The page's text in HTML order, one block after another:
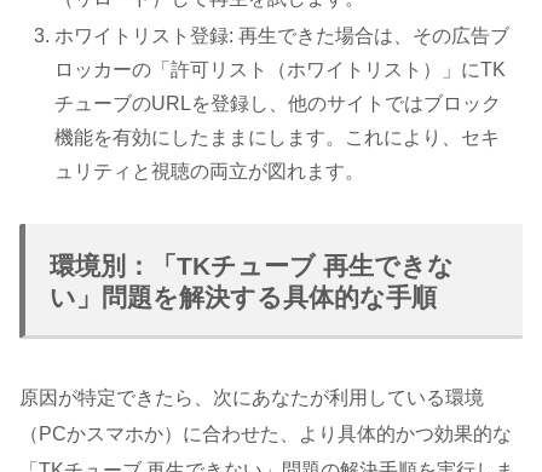
ホワイトリスト登録: 再生できた場合は、その広告ブ
ロッカーの「許可リスト（ホワイトリスト）」にTK
チューブのURLを登録し、他のサイトではブロック
機能を有効にしたままにします。これにより、セキ
ュリティと視聴の両立が図れます。
環境別：「TKチューブ 再生できな
い」問題を解決する具体的な手順
原因が特定できたら、次にあなたが利用している環境
（PCかスマホか）に合わせた、より具体的かつ効果的な